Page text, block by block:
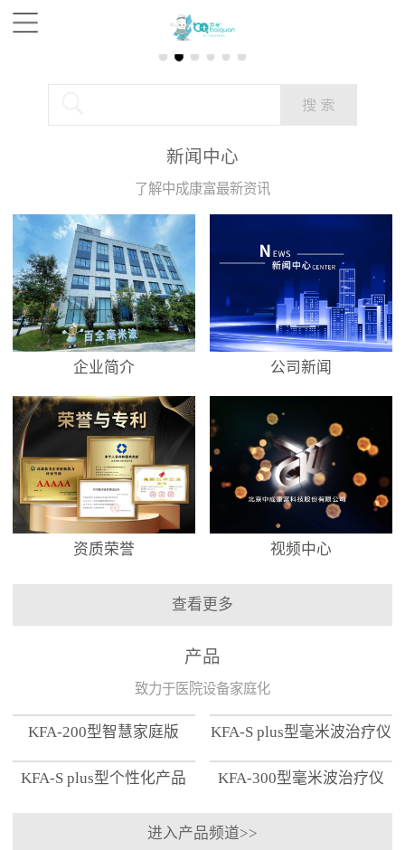
新闻中心
了解中成康富最新资讯
企业简介 公司新闻
资质荣誉 视频中心
查看更多
产品
致力于医院设备家庭化
KFA-200型智慧家庭版 KFA-S plus型毫米波治疗仪
KFA-S plus型个性化产品
KFA-300型毫米波治疗仪
进入产品频道>>